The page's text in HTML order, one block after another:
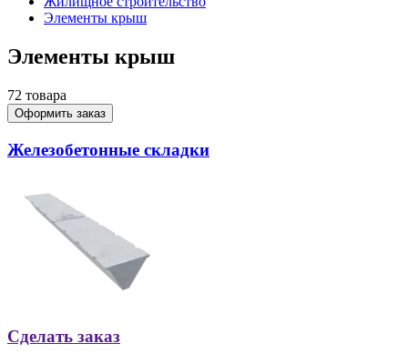
Элементы крыш
Элементы крыш
72 товара
Оформить заказ
Железобетонные складки
Сделать заказ